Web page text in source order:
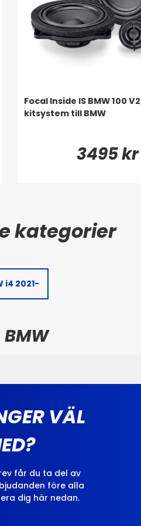
Focal Inside IS BMW 100
kitsystem till BMW
3495 kr
i4 2021-
VÄL
får du ta del av
före alla
dig här nedan.